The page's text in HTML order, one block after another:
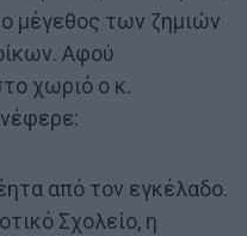
μέγεθος των ζημιών
Αφού
χωριό ο κ.
από τον εγκέλαδο.
Σχολείο, η